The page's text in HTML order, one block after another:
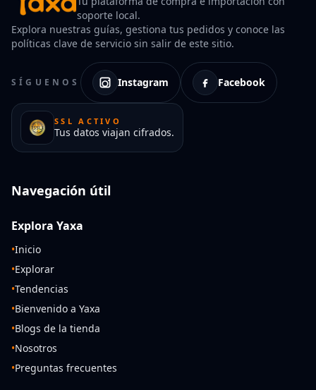
soporte local.
Explora nuestras guías, gestiona tus pedidos y conoce las
políticas clave de servicio sin salir de este sitio.
SÍGUENOS Instagram Facebook
SSL ACTIVO
Tus datos viajan cifrados.
Navegación útil
Explora Yaxa
•Inicio
•Explorar
•Tendencias
•Bienvenido a Yaxa
•Blogs de la tienda
•Nosotros
•Preguntas frecuentes